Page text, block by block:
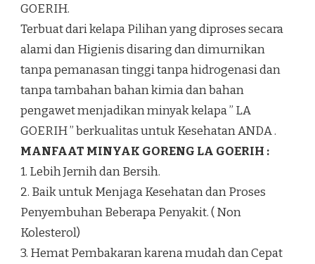
GOERIH.
Terbuat dari kelapa Pilihan yang diproses secara
alami dan Higienis disaring dan dimurnikan
tanpa pemanasan tinggi tanpa hidrogenasi dan
tanpa tambahan bahan kimia dan bahan
pengawet menjadikan minyak kelapa ” LA
GOERIH ” berkualitas untuk Kesehatan ANDA .
MANFAAT MINYAK GORENG LA GOERIH :
1. Lebih Jernih dan Bersih.
2. Baik untuk Menjaga Kesehatan dan Proses
Penyembuhan Beberapa Penyakit. ( Non
Kolesterol)
3. Hemat Pembakaran karena mudah dan Cepat